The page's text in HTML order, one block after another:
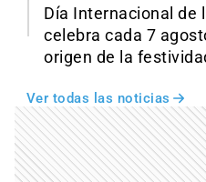
Día Internacional de
celebra cada 7
origen de la
Ver todas las noticias